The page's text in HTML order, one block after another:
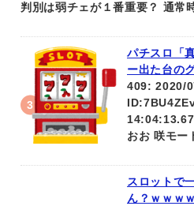
判別は弱チェが１番重要？ 通常
パチスロ「
ー出た台の
409: 2020/
おお 咲モー
スロットで
ん？ｗｗｗ